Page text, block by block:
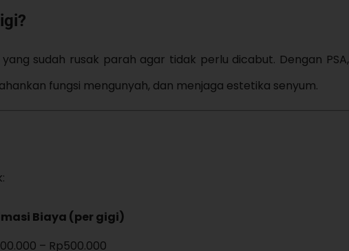
sudah rusak parah agar tidak perlu dicabut. Dengan PSA,
fungsi mengunyah, dan menjaga estetika senyum.
Biaya (per gigi)
– Rp500.000